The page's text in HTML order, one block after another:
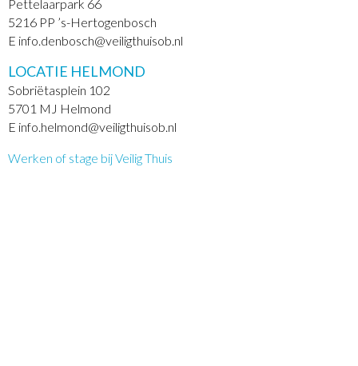
Pettelaarpark 66
5216 PP ’s-Hertogenbosch
E info.denbosch@veiligthuisob.nl
LOCATIE HELMOND
Sobriëtasplein 102
5701 MJ Helmond
E info.helmond@veiligthuisob.nl
Werken of stage bij Veilig Thuis